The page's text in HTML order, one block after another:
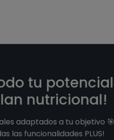
tu potencial
nutricional!
adaptados a tu objetivo 🎯
las funcionalidades PLUS!